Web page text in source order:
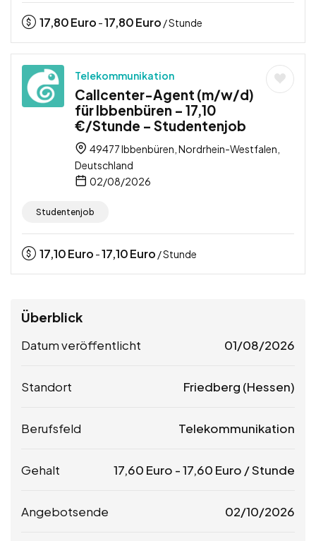
17,80Euro -17,80Euro / Stunde
Telekommunikation
Callcenter-Agent (m/w/d)
für Ibbenbüren – 17,10
€/Stunde – Studentenjob
49477 Ibbenbüren, Nordrhein-Westfalen,
Deutschland
02/08/2026
Studentenjob
17,10Euro -17,10Euro / Stunde
Überblick
Datum veröffentlicht 01/08/2026
Standort Friedberg (Hessen)
Berufsfeld Telekommunikation
Gehalt 17,60 Euro -17,60 Euro / Stunde
Angebotsende 02/10/2026